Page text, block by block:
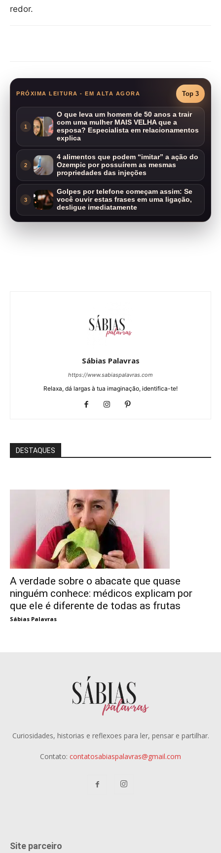
redor.
PRÓXIMA LEITURA - EM ALTA AGORA Top 3
1
O que leva um homem de 50 anos a trair
com uma mulher MAIS VELHA que a
esposa? Especialista em relacionamentos
explica
2
4 alimentos que podem “imitar” a ação do
Ozempic por possuírem as mesmas
propriedades das injeções
3
Golpes por telefone começam assim: Se
você ouvir estas frases em uma ligação,
desligue imediatamente
Sábias Palavras
https://www.sabiaspalavras.com
Relaxa, dá largas à tua imaginação, identifica-te!
DESTAQUES
A verdade sobre o abacate que quase
ninguém conhece: médicos explicam por
que ele é diferente de todas as frutas
Sábias Palavras
Curiosidades, historias e reflexoes para ler, pensar e partilhar.
Contato: contatosabiaspalavras@gmail.com
Site parceiro